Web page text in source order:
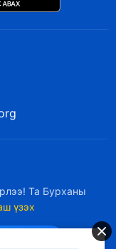
Та Бурханы
үзэх